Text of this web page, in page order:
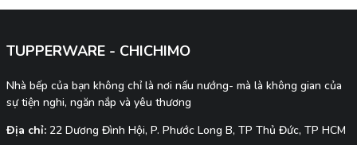
TUPPERWARE - CHICHIMO
Nhà bếp của bạn không chỉ là nơi nấu nướng- mà là không gian của
sự tiện nghi, ngăn nắp và yêu thương
Địa chỉ: 22 Dương Đình Hội, P. Phước Long B, TP Thủ Đức, TP HCM